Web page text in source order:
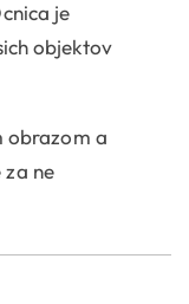
je
objektov
obrazom a
ne